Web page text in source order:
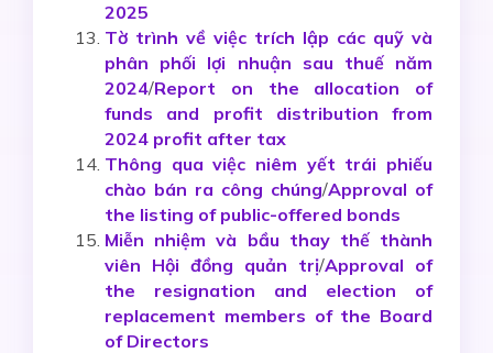
2025
Tờ trình về việc trích lập các quỹ và
phân phối lợi nhuận sau thuế năm
2024/Report on the allocation of
funds and profit distribution from
2024 profit after tax
Thông qua việc niêm yết trái phiếu
chào bán ra công chúng/Approval of
the listing of public-offered bonds
Miễn nhiệm và bầu thay thế thành
viên Hội đồng quản trị/Approval of
the resignation and election of
replacement members of the Board
of Directors